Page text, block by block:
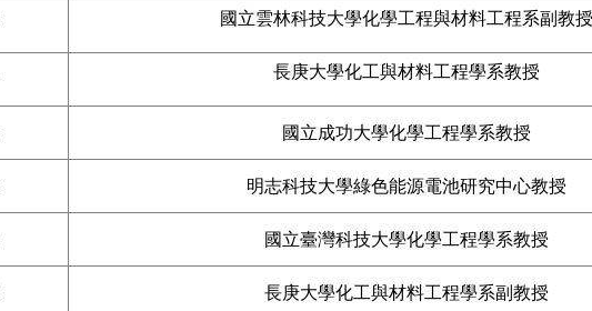
國立雲林科技大學化學工程與材料工程系副教授
長庚大學化工與材料工程學系教授
國立成功大學化學工程學系教授
明志科技大學綠色能源電池研究中心教授
國立臺灣科技大學化學工程學系教授
長庚大學化工與材料工程學系副教授